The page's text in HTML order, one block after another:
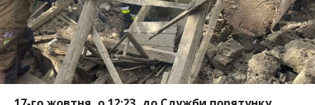
Про це повідомляє Інформатор з посиланням на
повідомлення пресслужбиДСНС України у
Дніпропетровській області.